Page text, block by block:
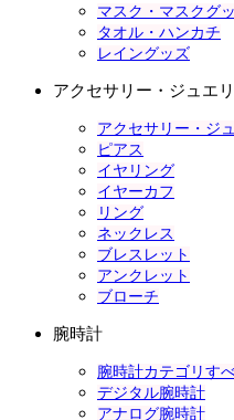
マスク・マスクグ
タオル・ハンカチ
レイングッズ
アクセサリー・ジュエ
アクセサリー・ジ
ピアス
イヤリング
イヤーカフ
リング
ネックレス
ブレスレット
アンクレット
ブローチ
腕時計
腕時計カテゴリす
デジタル腕時計
アナログ腕時計